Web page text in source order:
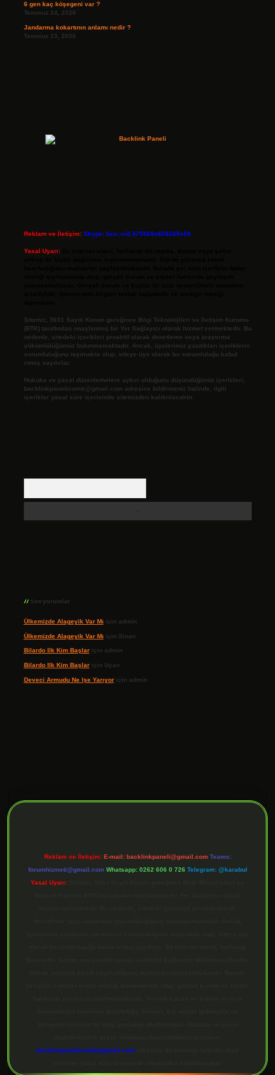
6 gen kaç köşegeni var ?
Temmuz 24, 2026
Jandarma kokartının anlamı nedir ?
Temmuz 23, 2026
Reklam ve İletişim: Skype: live:.cid.575569c608265c69
Yasal Uyarı:
Sitemiz, 5651 Sayılı Kanun gereğince Bilgi Teknolojileri ve İletişim Kurumu
(BTK) tarafından onaylanmış bir Yer Sağlayıcı olarak hizmet vermektedir. Bu
nedenle, sitedeki içerikleri proaktif olarak denetleme veya araştırma
yükümlülüğümüz bulunmamaktadır. Ancak, üyelerimiz yazdıkları içeriklerin
sorumluluğunu taşımakta olup, siteye üye olarak bu sorumluluğu kabul
etmiş sayılırlar.
Hukuka ve yasal düzenlemelere aykırı olduğunu düşündüğünüz içerikleri,
backlinkpanelicomtr@gmail.com adresine bildirmeniz halinde, ilgili
içerikler yasal süre içerisinde sitemizden kaldırılacaktır.
Son yorumlar
Ülkemizde Alageyik Var Mı için admin
Ülkemizde Alageyik Var Mı için Sinan
Bilardo Ilk Kim Başlariçin admin
Bilardo Ilk Kim Başlariçin Uçan
Deveci Armudu Ne Işe Yarıyoriçin admin
Reklam ve İletişim: E-mail: backlinkpaneli@gmail.com Teams:
forumhizmeti@gmail.com Whatsapp: 0262 606 0 726 Telegram: @karabul
Yasal Uyarı:
backlinkpanelicomtr@gmail.com